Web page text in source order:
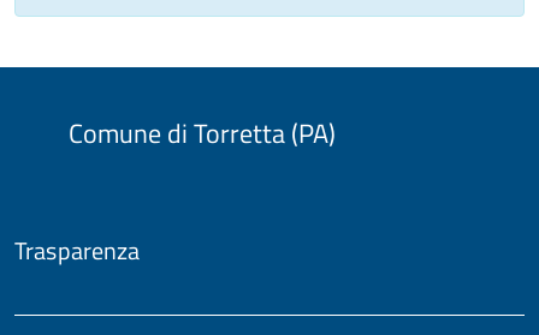
Comune di Torretta (PA)
Trasparenza